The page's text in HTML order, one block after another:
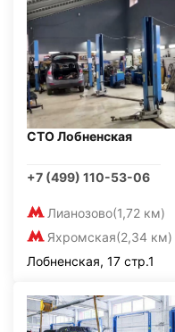
СТО Лобненская
+7 (499) 110-53-06
Лианозово(1,72 км)
Яхромская(2,34 км)
Лобненская, 17 стр.1